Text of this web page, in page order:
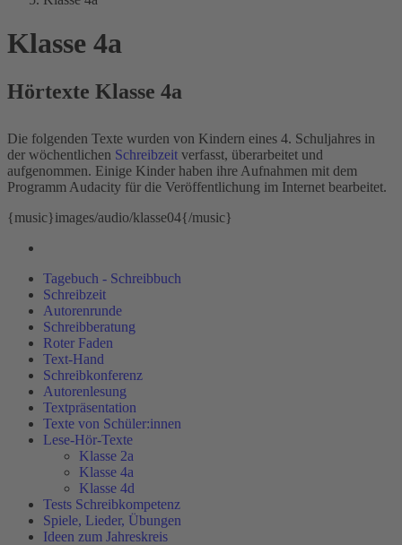
Klasse 4a
Hörtexte Klasse 4a
Die folgenden Texte wurden von Kindern eines 4. Schuljahres in
der wöchentlichen Schreibzeit verfasst, überarbeitet und
aufgenommen. Einige Kinder haben ihre Aufnahmen mit dem
Programm Audacity für die Veröffentlichung im Internet bearbeitet.
{music}images/audio/klasse04{/music}
Tagebuch - Schreibbuch
Schreibzeit
Autorenrunde
Schreibberatung
Roter Faden
Text-Hand
Schreibkonferenz
Autorenlesung
Textpräsentation
Texte von Schüler:innen
Lese-Hör-Texte
Klasse 2a
Klasse 4a
Klasse 4d
Tests Schreibkompetenz
Spiele, Lieder, Übungen
Ideen zum Jahreskreis